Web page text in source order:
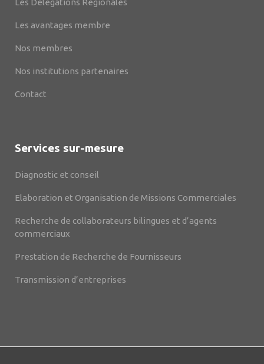
Les Délégations Régionales
Les avantages membre
Nos membres
Nos institutions partenaires
Contact
Services sur-mesure
Diagnostic et conseil
Elaboration et Organisation de Missions Commerciales
Recherche de collaborateurs bilingues et d’agents
commerciaux
Prestation de Recherche de Fournisseurs
Transmission d’entreprises